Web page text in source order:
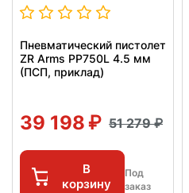
Пневматический пистолет
ZR Arms PP750L 4.5 мм
(ПСП, приклад)
39 198 51 279
В
корзину
Под
заказ